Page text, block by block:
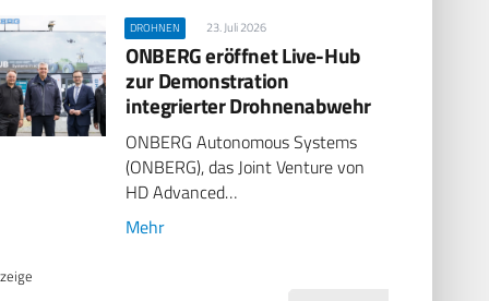
DROHNEN 23. Juli 2026
ONBERG eröffnet Live-Hub
zur Demonstration
integrierter Drohnenabwehr
ONBERG Autonomous Systems
(ONBERG), das Joint Venture von
HD Advanced…
Mehr